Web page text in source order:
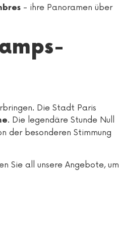
- ihre Panoramen über
Die Stadt Paris
. Die legendäre Stunde Null
der besonderen Stimmung
Sie all unsere Angebote, um